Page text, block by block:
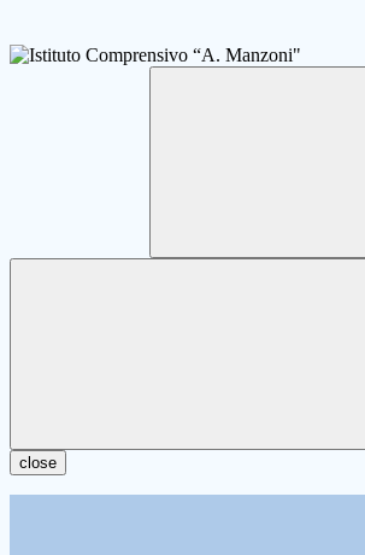
close